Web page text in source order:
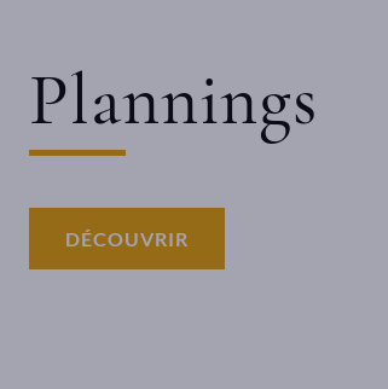
Plannings
DÉCOUVRIR